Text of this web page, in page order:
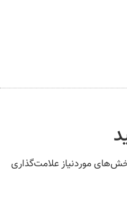
موردنیاز علامت‌گذاری